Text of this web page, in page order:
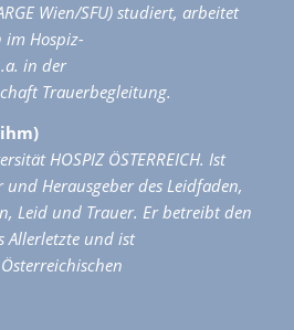
Wien/SFU) studiert, arbeitet
im Hospiz-
in der
Trauerbegleitung.
HOSPIZ ÖSTERREICH. Ist
Herausgeber des Leidfaden,
Leid und Trauer. Er betreibt den
Allerletzte und ist